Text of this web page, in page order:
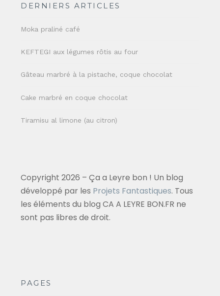
DERNIERS ARTICLES
Moka praliné café
KEFTEGI aux légumes rôtis au four
Gâteau marbré à la pistache, coque chocolat
Cake marbré en coque chocolat
Tiramisu al limone (au citron)
Copyright 2026 – Ça a Leyre bon ! Un blog
développé par les Projets Fantastiques. Tous
les éléments du blog CA A LEYRE BON.FR ne
sont pas libres de droit.
PAGES